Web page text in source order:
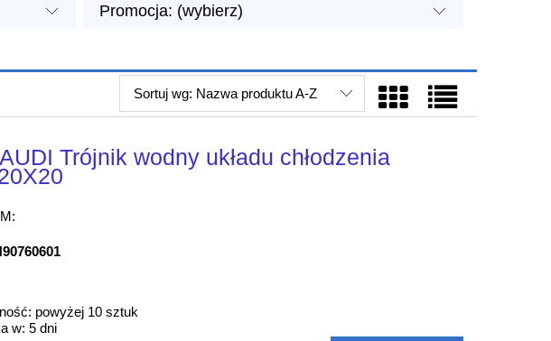
Promocja: (wybierz)
Sortuj wg: Nazwa produktu A-Z
Trójnik wodny układu chłodzenia
powyżej 10 sztuk
w: 5 dni